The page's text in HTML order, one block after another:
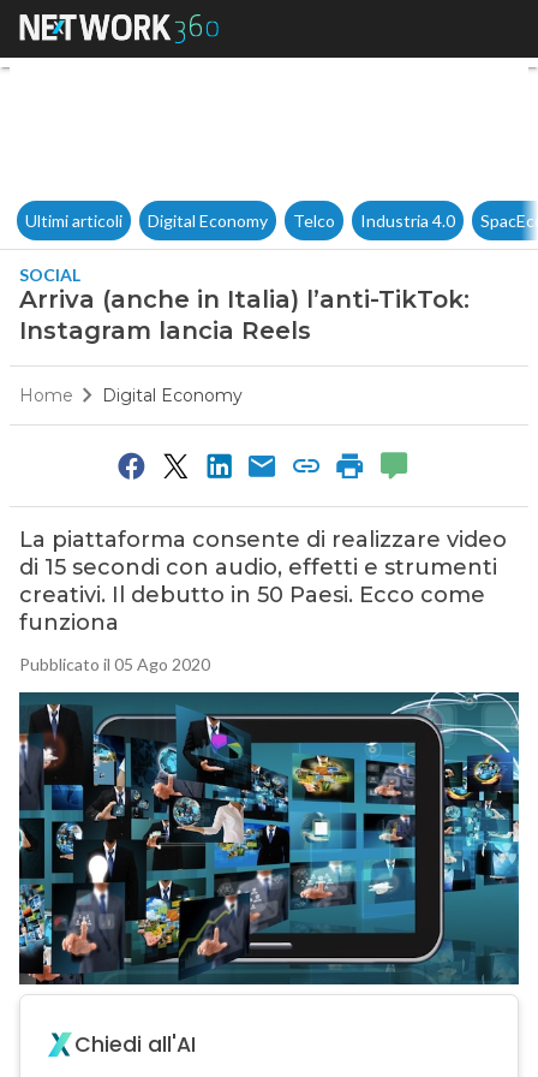
Arriva (anche in Italia) l’anti-
Ultimi articoli Digital Economy Telco Industria 4.0
SOCIAL
Arriva (anche in Italia) l’anti-TikTok:
Instagram lancia Reels
Home Digital Economy
La piattaforma consente di realizzare video
di 15 secondi con audio, effetti e strumenti
creativi. Il debutto in 50 Paesi. Ecco come
funziona
Pubblicato il 05 Ago 2020
Chiedi all'AI